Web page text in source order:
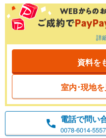
詳
資料を
室内･現地
電話で問い
0078-6014-